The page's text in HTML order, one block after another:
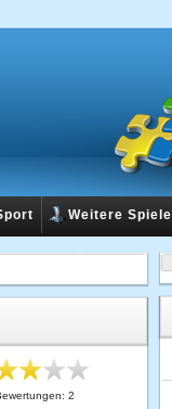
Weitere Spiele
2